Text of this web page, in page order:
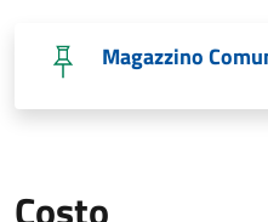
Magazzino